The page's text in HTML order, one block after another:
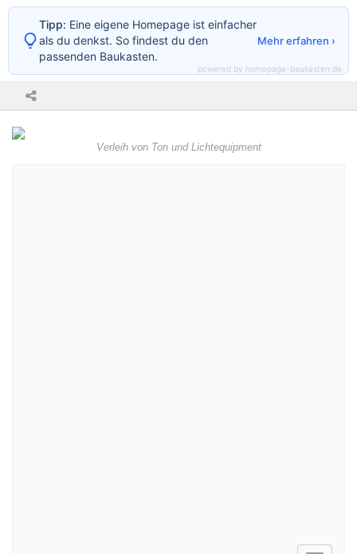
Verleih von Ton und Lichtequipment
Tipp: Eine eigene Homepage ist einfacher
als du denkst. So findest du den
passenden Baukasten.
Mehr erfahren ›
powered by homepage-baukasten.de